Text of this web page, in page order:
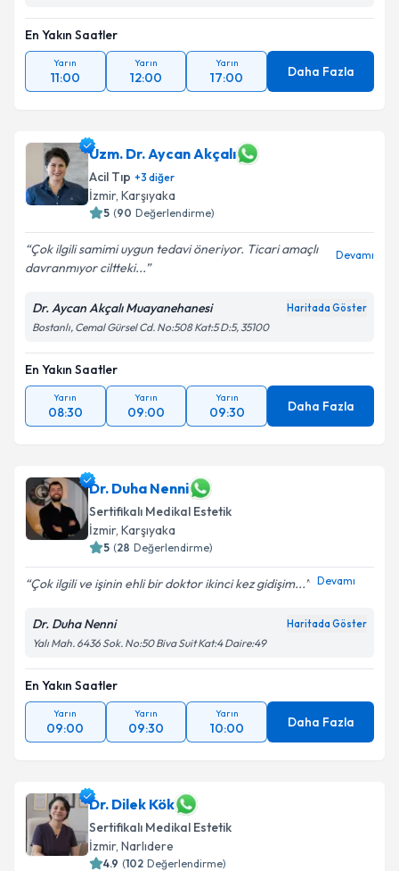
En Yakın Saatler
Yarın
11:00
Yarın
12:00
Yarın
17:00 Daha Fazla
Uzm. Dr. Aycan Akçalı
Acil Tıp +3 diğer
İzmir, Karşıyaka
5 (90 Değerlendirme)
Çok ilgili samimi uygun tedavi öneriyor. Ticari amaçlı
davranmıyor ciltteki...
Devamı
Dr. Aycan Akçalı Muayanehanesi Haritada Göster
Bostanlı, Cemal Gürsel Cd. No:508 Kat:5 D:5, 35100
En Yakın Saatler
Yarın
08:30
Yarın
09:00
Yarın
09:30 Daha Fazla
Dr. Duha Nenni
Sertifikalı Medikal Estetik
İzmir, Karşıyaka
5 (28 Değerlendirme)
Çok ilgili ve işinin ehli bir doktor ikinci kez gidişim... Devamı
Dr. Duha Nenni Haritada Göster
Yalı Mah. 6436 Sok. No:50 Biva Suit Kat:4 Daire:49
En Yakın Saatler
Yarın
09:00
Yarın
09:30
Yarın
10:00 Daha Fazla
Dr. Dilek Kök
Sertifikalı Medikal Estetik
İzmir, Narlıdere
4.9 (102 Değerlendirme)